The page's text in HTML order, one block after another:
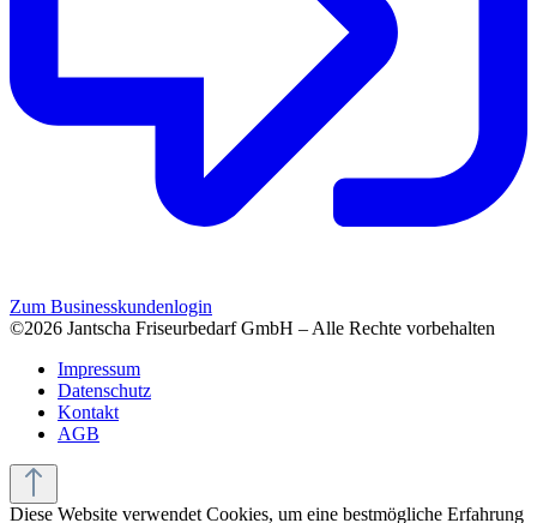
Zum Businesskundenlogin
©2026 Jantscha Friseurbedarf GmbH – Alle Rechte vorbehalten
Impressum
Datenschutz
Kontakt
AGB
Diese Website verwendet Cookies, um eine bestmögliche Erfahrung